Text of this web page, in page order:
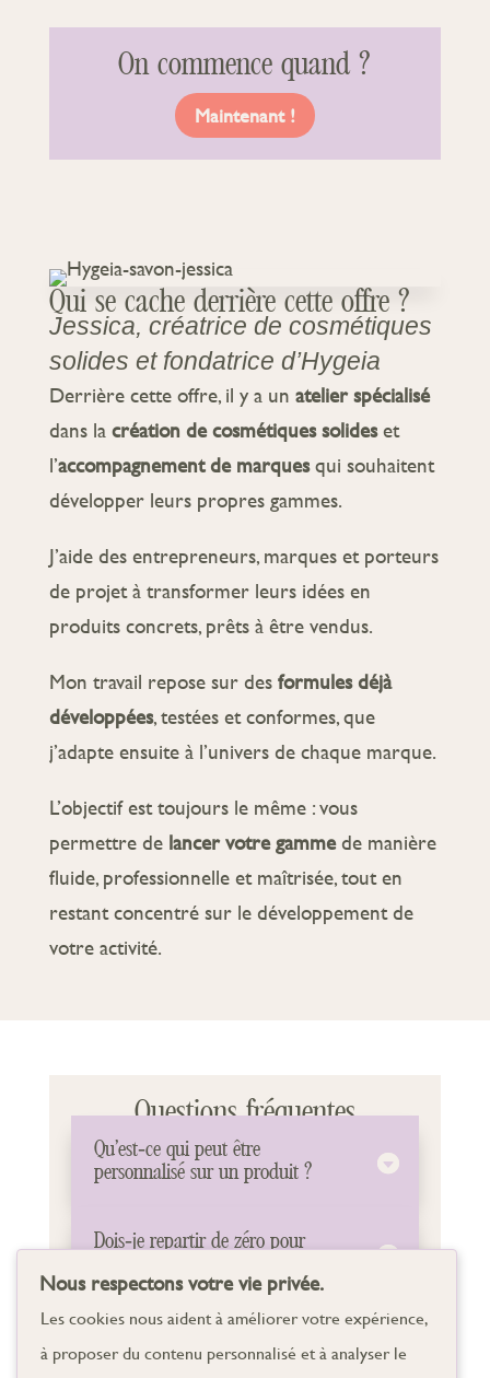
On commence quand ?
Maintenant !
Qui se cache derrière cette offre ?
Jessica, créatrice de cosmétiques
solides et fondatrice d’Hygeia
Derrière cette offre, il y a un atelier spécialisé
dans la création de cosmétiques solideset
l’accompagnement de marquesqui souhaitent
développer leurs propres gammes.
J’aide des entrepreneurs, marques et porteurs
de projet à transformer leurs idées en
produits concrets, prêts à être vendus.
Mon travail repose sur des formules déjà
développées, testées et conformes, que
j’adapte ensuite à l’univers de chaque marque.
L’objectif est toujours le même : vous
permettre de lancer votre gammede manière
fluide, professionnelle et maîtrisée, tout en
restant concentré sur le développement de
votre activité.
Questions fréquentes
Qu’est-ce qui peut être
personnalisé sur un produit ?
Dois-je repartir de zéro pour
créer un produit unique ?
Nous respectons votre vie privée.
Les cookies nous aident à améliorer votre expérience,
à proposer du contenu personnalisé et à analyser le